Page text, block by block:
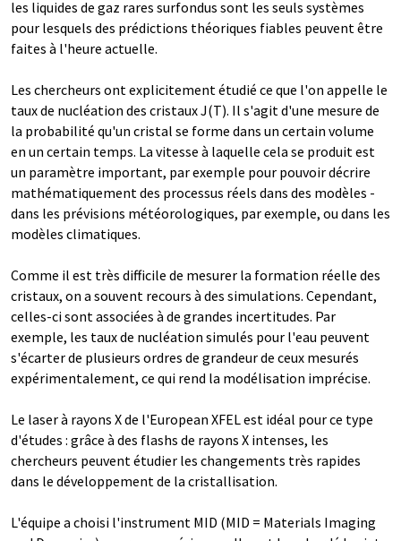
les liquides de gaz rares surfondus sont les seuls systèmes
pour lesquels des prédictions théoriques fiables peuvent être
faites à l'heure actuelle.
Les chercheurs ont explicitement étudié ce que l'on appelle le
taux de nucléation des cristaux J(T). Il s'agit d'une mesure de
la probabilité qu'un cristal se forme dans un certain volume
en un certain temps. La vitesse à laquelle cela se produit est
un paramètre important, par exemple pour pouvoir décrire
mathématiquement des processus réels dans des modèles -
dans les prévisions météorologiques, par exemple, ou dans les
modèles climatiques.
Comme il est très difficile de mesurer la formation réelle des
cristaux, on a souvent recours à des simulations. Cependant,
celles-ci sont associées à de grandes incertitudes. Par
exemple, les taux de nucléation simulés pour l'eau peuvent
s'écarter de plusieurs ordres de grandeur de ceux mesurés
expérimentalement, ce qui rend la modélisation imprécise.
Le laser à rayons X de l'European XFEL est idéal pour ce type
d'études : grâce à des flashs de rayons X intenses, les
chercheurs peuvent étudier les changements très rapides
dans le développement de la cristallisation.
L'équipe a choisi l'instrument MID (MID = Materials Imaging